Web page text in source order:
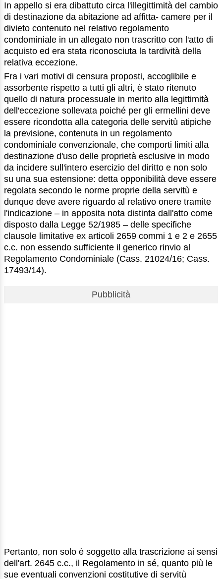
In appello si era dibattuto circa l'illegittimità del cambio
di destinazione da abitazione ad affitta- camere per il
divieto contenuto nel relativo regolamento
condominiale in un allegato non trascritto con l'atto di
acquisto ed era stata riconosciuta la tardività della
relativa eccezione.
Fra i vari motivi di censura proposti, accoglibile e
assorbente rispetto a tutti gli altri, è stato ritenuto
quello di natura processuale in merito alla legittimità
dell'eccezione sollevata poiché per gli ermellini deve
essere ricondotta alla categoria delle servitù atipiche
la previsione, contenuta in un regolamento
condominiale convenzionale, che comporti limiti alla
destinazione d'uso delle proprietà esclusive in modo
da incidere sull'intero esercizio del diritto e non solo
su una sua estensione: detta opponibilità deve essere
regolata secondo le norme proprie della servitù e
dunque deve avere riguardo al relativo onere tramite
l'indicazione – in apposita nota distinta dall'atto come
disposto dalla Legge 52/1985 – delle specifiche
clausole limitative ex articoli 2659 commi 1 e 2 e 2655
c.c. non essendo sufficiente il generico rinvio al
Regolamento Condominiale (Cass. 21024/16; Cass.
17493/14).
Pubblicità
Pertanto, non solo è soggetto alla trascrizione ai sensi
dell'art. 2645 c.c., il Regolamento in sé, quanto più le
sue eventuali convenzioni costitutive di servitù